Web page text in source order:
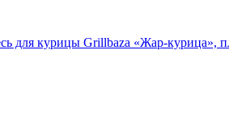
для курицы Grillbaza «Жар-курица»,